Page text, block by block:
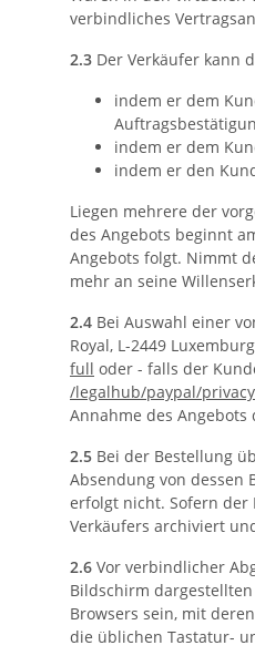
verbindliches
2.3 Der Verkäufer kann
indem er dem
indem er dem
indem er den
Liegen mehrere der
des Angebots beginnt
Angebots folgt. Nimmt
mehr an seine
2.4 Bei Auswahl einer
Royal, L-2449
full oder - falls der
/legalhub/paypal/
Annahme des
2.5 Bei der Bestellung
Absendung von dessen
erfolgt nicht. Sofern der
Verkäufers archiviert
2.6 Vor verbindlicher
Bildschirm
Browsers sein, mit
die üblichen Tastatur-